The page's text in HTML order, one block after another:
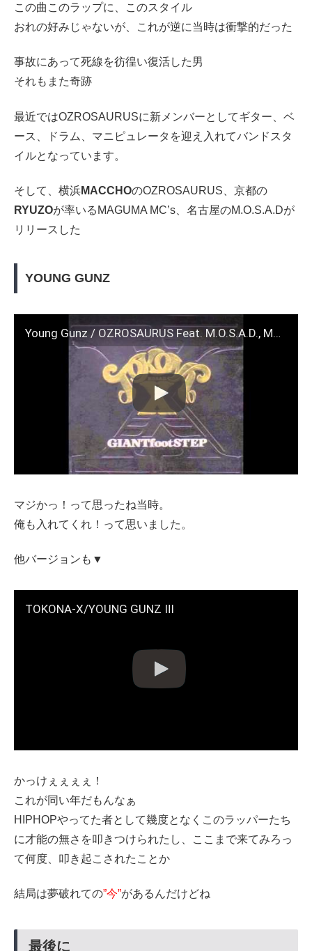
この曲このラップに、このスタイル
おれの好みじゃないが、これが逆に当時は衝撃的だった
事故にあって死線を彷徨い復活した男
それもまた奇跡
最近ではOZROSAURUSに新メンバーとしてギター、ベ
ース、ドラム、マニピュレータを迎え入れてバンドスタ
イルとなっています。
そして、横浜MACCHOのOZROSAURUS、京都の
RYUZOが率いるMAGUMA MC’s、名古屋のM.O.S.A.Dが
リリースした
YOUNG GUNZ
Young Gunz / OZROSAURUS Feat. M.O.S.A.D., MAGUMA MC's
マジかっ！って思ったね当時。
俺も入れてくれ！って思いました。
他バージョンも▼
TOKONA-X/YOUNG GUNZ Ⅲ
かっけぇぇぇぇ！
これが同い年だもんなぁ
HIPHOPやってた者として幾度となくこのラッパーたち
に才能の無さを叩きつけられたし、ここまで来てみろっ
て何度、叩き起こされたことか
結局は夢破れての”今”があるんだけどね
最後に